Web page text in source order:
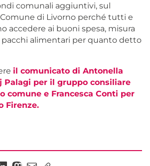
comunali aggiuntivi, sul
di Livorno perché tutti e
accedere ai buoni spesa, misura
pacchi alimentari per quanto detto
il comunicato di Antonella
Palagi per il gruppo consiliare
comune e Francesca Conti per
Firenze.